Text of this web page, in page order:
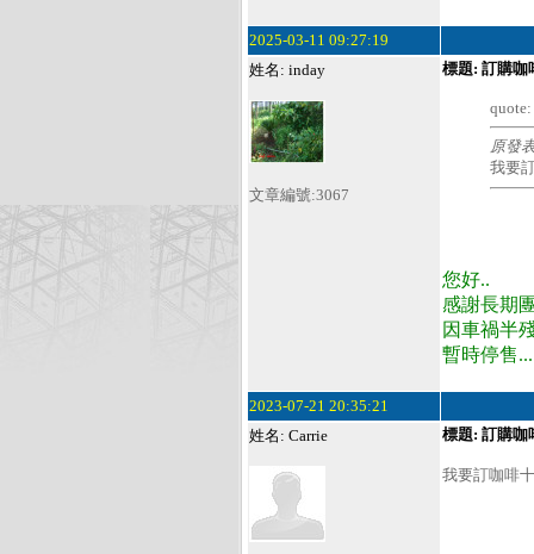
2025-03-11 09:27:19
姓名: inday
文章編號:3067
標題: 訂購咖
quote:
原發
我要
您好..
感謝長期
因車禍半
暫時停售...
2023-07-21 20:35:21
姓名: Carrie
標題: 訂購咖
我要訂咖啡